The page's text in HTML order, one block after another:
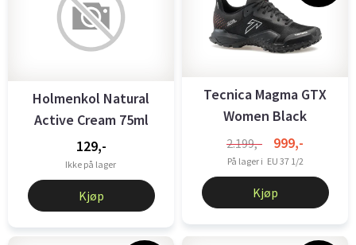
Holmenkol Natural
Active Cream 75ml
129,-
Ikke på lager
Kjøp
Tecnica Magma GTX
Women Black
2.199,- 999,-
På lager i EU 37 1/2
Kjøp